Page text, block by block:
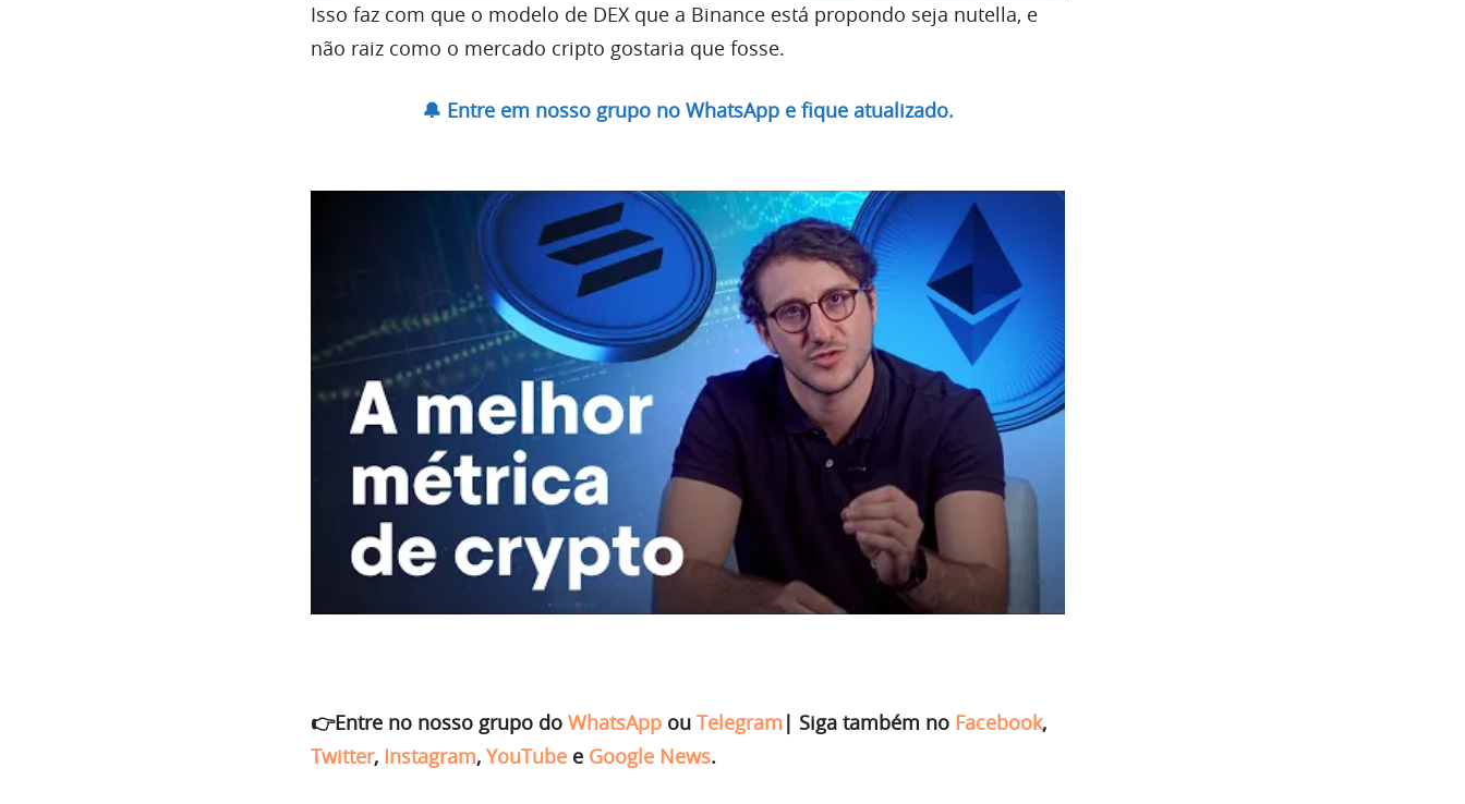
Isso faz com que o modelo de DEX que a Binance está propondo seja nutella, e
não raiz como o mercado cripto gostaria que fosse.
🔔 Entre em nosso grupo no WhatsApp e fique atualizado.
👉Entre no nosso grupo do WhatsApp ou Telegram | Siga também no Facebook,
Twitter, Instagram, YouTube e Google News.